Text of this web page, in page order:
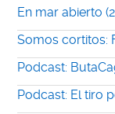
En mar abierto
Somos cortitos:
Podcast:
Podcast: El tiro